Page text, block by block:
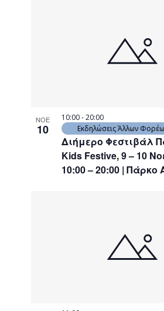
ΝΟΕ
10
Διήμερο Φεστιβάλ
Kids Festive, 9 – 10
10:00 – 20:00 |
10:00-20:00
Εκδηλώσεις Άλλων